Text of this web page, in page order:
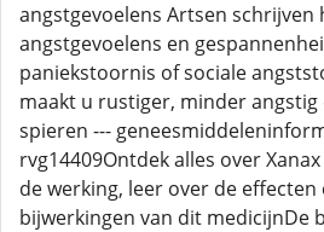
angstgevoelens Artsen schrijven
angstgevoelens en
paniekstoornis of sociale
maakt u rustiger, minder
spieren ---
rvg14409Ontdek alles over
de werking, leer over de effecten
bijwerkingen van dit medicijnDe